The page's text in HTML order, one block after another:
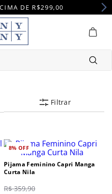
DE R$299,00
Filtrar
8% OFF
Pijama Feminino Capri Manga
Curta Nila
R$ 359,90